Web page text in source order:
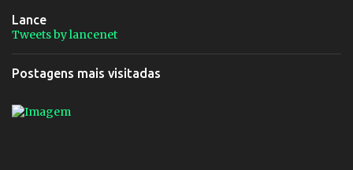
Lance
Tweets by lancenet
Postagens mais visitadas